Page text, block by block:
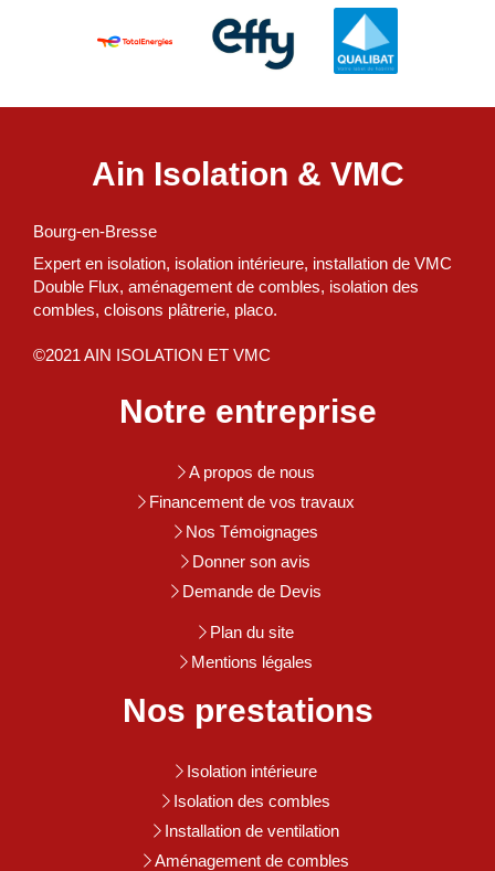
Ain Isolation & VMC
Bourg-en-Bresse
Expert en isolation, isolation intérieure, installation de VMC
Double Flux, aménagement de combles, isolation des
combles, cloisons plâtrerie, placo.
©2021 AIN ISOLATION ET VMC
Notre entreprise
A propos de nous
Financement de vos travaux
Nos Témoignages
Donner son avis
Demande de Devis
Plan du site
Mentions légales
Nos prestations
Isolation intérieure
Isolation des combles
Installation de ventilation
Aménagement de combles